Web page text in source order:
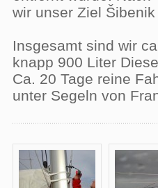
wir unser Ziel
Insgesamt sind wir
knapp 900 Liter
Ca. 20 Tage reine
unter Segeln von